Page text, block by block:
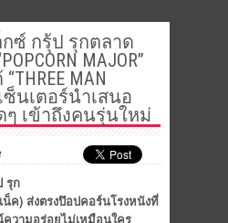
กซ์ กรุ้ป รุกตลาด
MAJOR”
MAN
ซ็นเตอร์นำเสนอ
เข้าถึงคนรุ่นใหม่
รุก
ค) ส่งตรงป๊อปคอร์นโรงหนังที่
วามอร่อยไม่เหมือนใคร